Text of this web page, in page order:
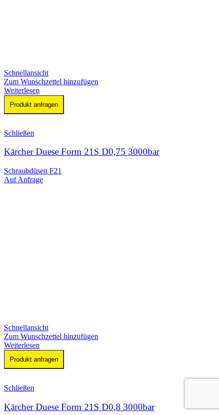
Schnellansicht
Zum Wunschzettel hinzufügen
Weiterlesen
Produkt anfragen
Schließen
Kärcher Duese Form 21S D0,75 3000bar
Schraubdüsen F21
Auf Anfrage
Schnellansicht
Zum Wunschzettel hinzufügen
Weiterlesen
Produkt anfragen
Schließen
Kärcher Duese Form 21S D0,8 3000bar